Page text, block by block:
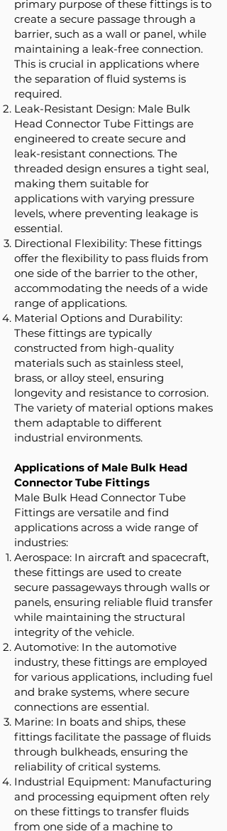
primary purpose of these fittings is to
create a secure passage through a
barrier, such as a wall or panel, while
maintaining a leak-free connection.
This is crucial in applications where
the separation of fluid systems is
required.
Leak-Resistant Design: Male Bulk
Head Connector Tube Fittings are
engineered to create secure and
leak-resistant connections. The
threaded design ensures a tight seal,
making them suitable for
applications with varying pressure
levels, where preventing leakage is
essential.
Directional Flexibility: These fittings
offer the flexibility to pass fluids from
one side of the barrier to the other,
accommodating the needs of a wide
range of applications.
Material Options and Durability:
These fittings are typically
constructed from high-quality
materials such as stainless steel,
brass, or alloy steel, ensuring
longevity and resistance to corrosion.
The variety of material options makes
them adaptable to different
industrial environments.
Applications of Male Bulk Head
Connector Tube Fittings
Male Bulk Head Connector Tube
Fittings are versatile and find
applications across a wide range of
industries:
Aerospace: In aircraft and spacecraft,
these fittings are used to create
secure passageways through walls or
panels, ensuring reliable fluid transfer
while maintaining the structural
integrity of the vehicle.
Automotive: In the automotive
industry, these fittings are employed
for various applications, including fuel
and brake systems, where secure
connections are essential.
Marine: In boats and ships, these
fittings facilitate the passage of fluids
through bulkheads, ensuring the
reliability of critical systems.
Industrial Equipment: Manufacturing
and processing equipment often rely
on these fittings to transfer fluids
from one side of a machine to